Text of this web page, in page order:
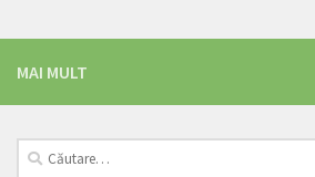
MAI MULT
Caută